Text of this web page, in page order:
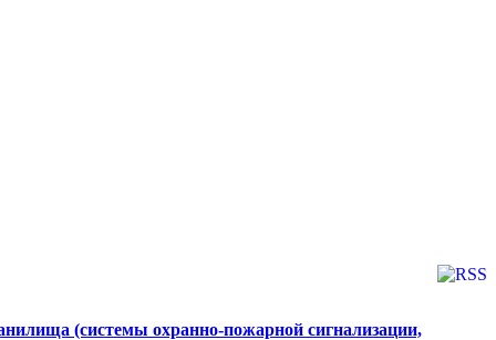
(системы охранно-пожарной сигнализации,